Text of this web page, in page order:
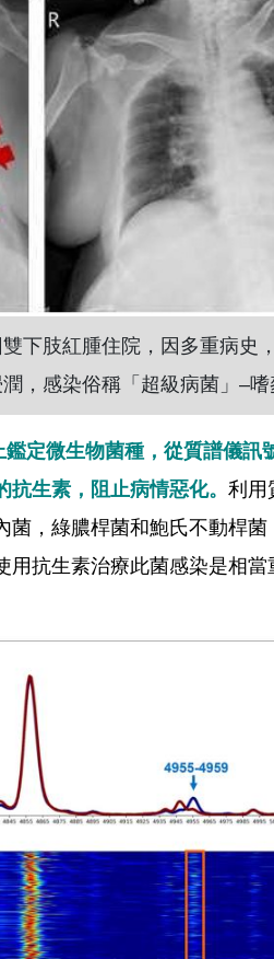
下肢紅腫住院，因多重病史
，感染俗稱「超級病菌」–
定微生物菌種，從質譜儀
生素，阻止病情惡化。 利用
菌，綠膿桿菌和鮑氏不動桿
抗生素治療此菌感染是相當